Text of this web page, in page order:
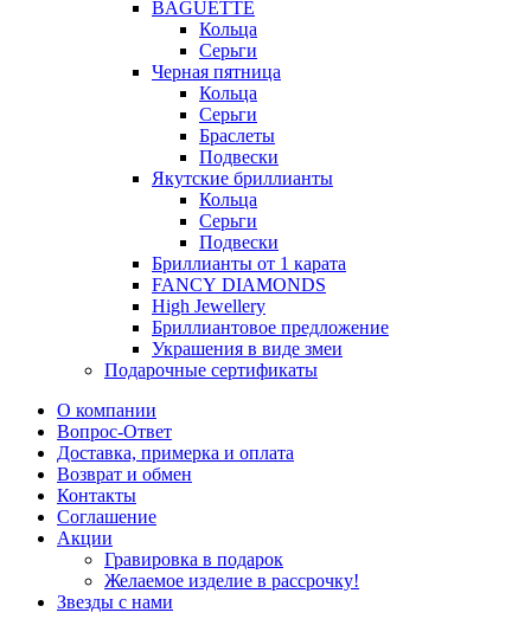
BAGUETTE
Кольца
Серьги
Черная пятница
Кольца
Серьги
Браслеты
Подвески
Якутские бриллианты
Кольца
Серьги
Подвески
Бриллианты от 1 карата
FANCY DIAMONDS
High Jewellery
Бриллиантовое предложение
Украшения в виде змеи
Подарочные сертификаты
О компании
Вопрос-Ответ
Доставка, примерка и оплата
Возврат и обмен
Контакты
Соглашение
Акции
Гравировка в подарок
Желаемое изделие в рассрочку!
Звезды с нами